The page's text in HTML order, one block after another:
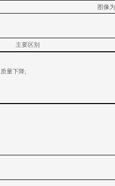
图像
主要区别
量下降;